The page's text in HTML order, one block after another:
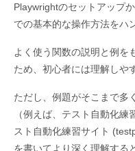
Playwrightのセットアップ
での基本的な操作方法をハ
よく使う関数の説明と例を
ため、初心者には理解しや
ただし、例題がそこまで多
（例えば、テスト自動化
スト自動化練習サイト
を書いてより深く理解する